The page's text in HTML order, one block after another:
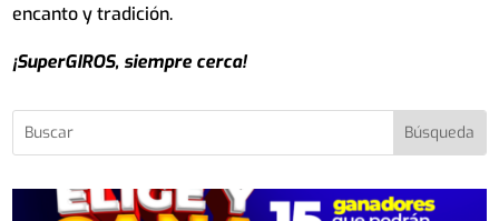
encanto y tradición.
¡SuperGIROS, siempre cerca!